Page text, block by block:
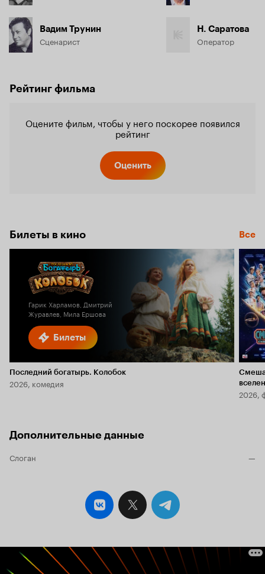
Вадим Трунин
Сценарист
Н. Саратова
Оператор
Рейтинг фильма
Оцените фильм, чтобы у него поскорее появился
рейтинг
Оценить
Билеты в кино Все
Билеты
Гарик Харламов, Дмитрий
Журавлев, Мила Ершова
Последний богатырь. Колобок
2026, комедия
2026,
Дополнительные данные
Слоган —